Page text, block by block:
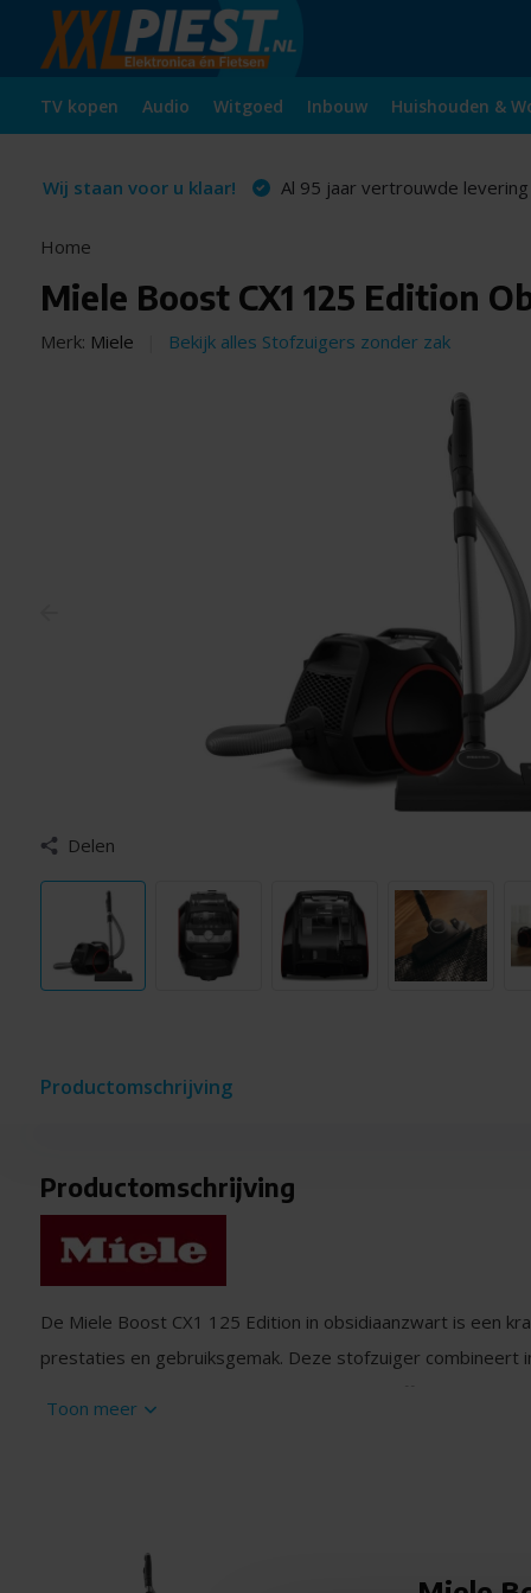
TV kopen Audio Witgoed Inbouw Huishouden &
Wij staan voor u klaar! Al 95 jaar vertrouwde
Home
Miele Boost CX1 125 Edition
Merk: Miele Bekijk alles Stofzuigers zonder zak
Delen
Productomschrijving
Productomschrijving
De Miele Boost CX1 125 Edition in obsidiaanzwart is een
prestaties en gebruiksgemak. Deze stofzuiger combineert
resulteert in een grondige reiniging van alle vloertypen. Of
hebt, deze stofzuiger verwijdert moeiteloos stof en vuil.
Toon meer